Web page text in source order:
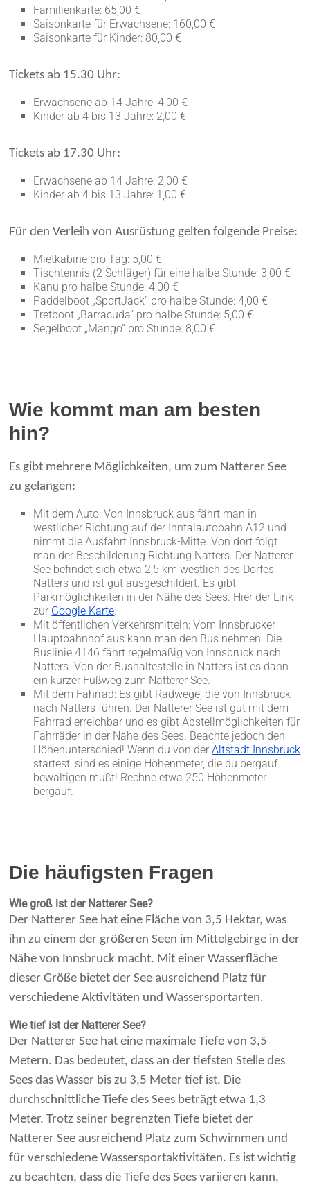
Familienkarte: 65,00 €
Saisonkarte für Erwachsene: 160,00 €
Saisonkarte für Kinder: 80,00 €
Tickets ab 15.30 Uhr:
Erwachsene ab 14 Jahre: 4,00 €
Kinder ab 4 bis 13 Jahre: 2,00 €
Tickets ab 17.30 Uhr:
Erwachsene ab 14 Jahre: 2,00 €
Kinder ab 4 bis 13 Jahre: 1,00 €
Für den Verleih von Ausrüstung gelten folgende Preise:
Mietkabine pro Tag: 5,00 €
Tischtennis (2 Schläger) für eine halbe Stunde: 3,00 €
Kanu pro halbe Stunde: 4,00 €
Paddelboot „SportJack“ pro halbe Stunde: 4,00 €
Tretboot „Barracuda“ pro halbe Stunde: 5,00 €
Segelboot „Mango“ pro Stunde: 8,00 €
Wie kommt man am besten
hin?
Es gibt mehrere Möglichkeiten, um zum Natterer See
zu gelangen:
Mit dem Auto: Von Innsbruck aus fährt man in
westlicher Richtung auf der Inntalautobahn A12 und
nimmt die Ausfahrt Innsbruck-Mitte. Von dort folgt
man der Beschilderung Richtung Natters. Der Natterer
See befindet sich etwa 2,5 km westlich des Dorfes
Natters und ist gut ausgeschildert. Es gibt
Parkmöglichkeiten in der Nähe des Sees. Hier der Link
zur Google Karte.
Mit öffentlichen Verkehrsmitteln: Vom Innsbrucker
Hauptbahnhof aus kann man den Bus nehmen. Die
Buslinie 4146 fährt regelmäßig von Innsbruck nach
Natters. Von der Bushaltestelle in Natters ist es dann
ein kurzer Fußweg zum Natterer See.
Mit dem Fahrrad: Es gibt Radwege, die von Innsbruck
nach Natters führen. Der Natterer See ist gut mit dem
Fahrrad erreichbar und es gibt Abstellmöglichkeiten für
Fahrräder in der Nähe des Sees. Beachte jedoch den
Höhenunterschied! Wenn du von derAltstadt Innsbruck
startest, sind es einige Höhenmeter, die du bergauf
bewältigen mußt! Rechne etwa 250 Höhenmeter
bergauf.
Die häufigsten Fragen
Wie groß ist der Natterer See?
Der Natterer See hat eine Fläche von 3,5 Hektar, was
ihn zu einem der größeren Seen im Mittelgebirge in der
Nähe von Innsbruck macht. Mit einer Wasserfläche
dieser Größe bietet der See ausreichend Platz für
verschiedene Aktivitäten und Wassersportarten.
Wie tief ist der Natterer See?
Der Natterer See hat eine maximale Tiefe von 3,5
Metern. Das bedeutet, dass an der tiefsten Stelle des
Sees das Wasser bis zu 3,5 Meter tief ist. Die
durchschnittliche Tiefe des Sees beträgt etwa 1,3
Meter. Trotz seiner begrenzten Tiefe bietet der
Natterer See ausreichend Platz zum Schwimmen und
für verschiedene Wassersportaktivitäten. Es ist wichtig
zu beachten, dass die Tiefe des Sees variieren kann,